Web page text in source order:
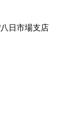
八日市場支店